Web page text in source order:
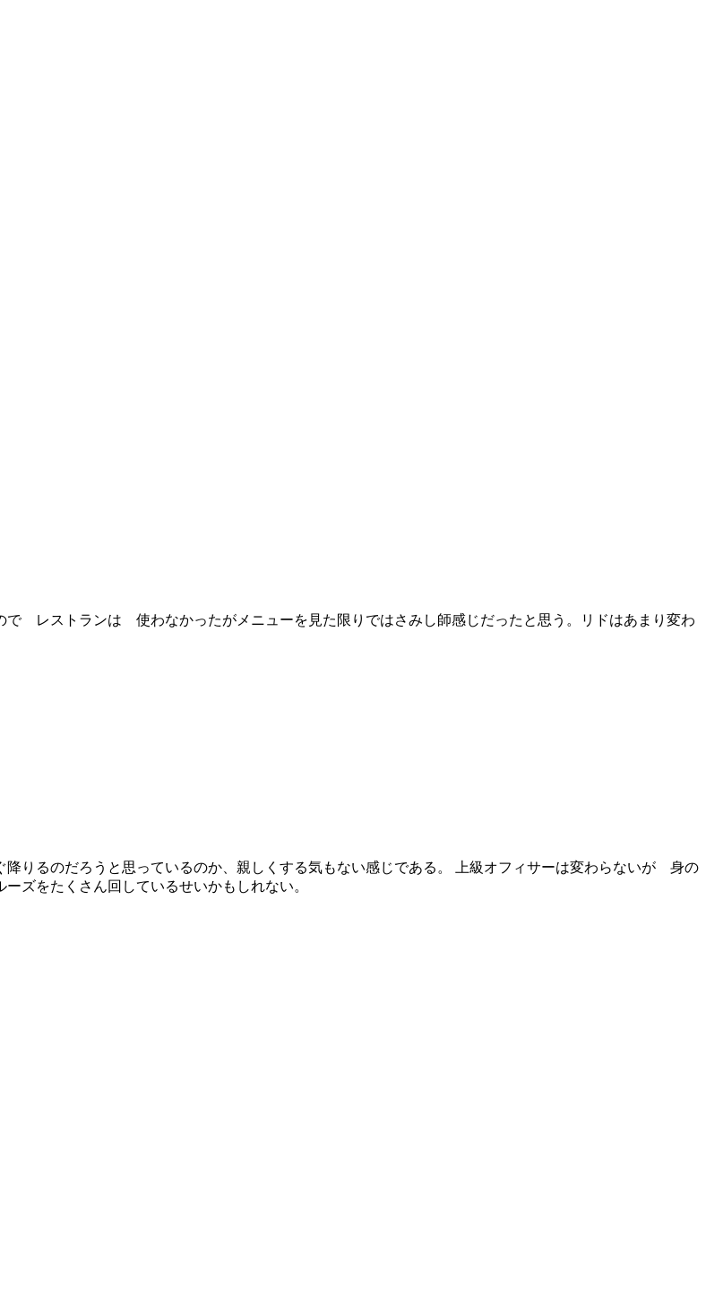
レストランは 使わなかったがメニューを見た限りではさみし師感じだったと思う。リドはあまり変わ
りるのだろうと思っているのか、親しくする気もない感じである。 上級オフィサーは変わらないが 身の
をたくさん回しているせいかもしれない。